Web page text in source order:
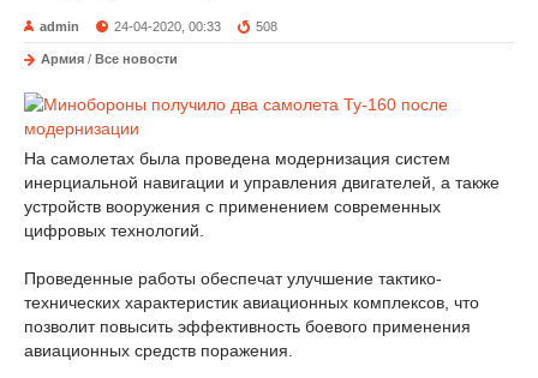
admin 24-04-2020, 00:33 508
Армия / Все новости
На самолетах была проведена модернизация систем
инерциальной навигации и управления двигателей, а также
устройств вооружения с применением современных
цифровых технологий.
Проведенные работы обеспечат улучшение тактико-
технических характеристик авиационных комплексов, что
позволит повысить эффективность боевого применения
авиационных средств поражения.